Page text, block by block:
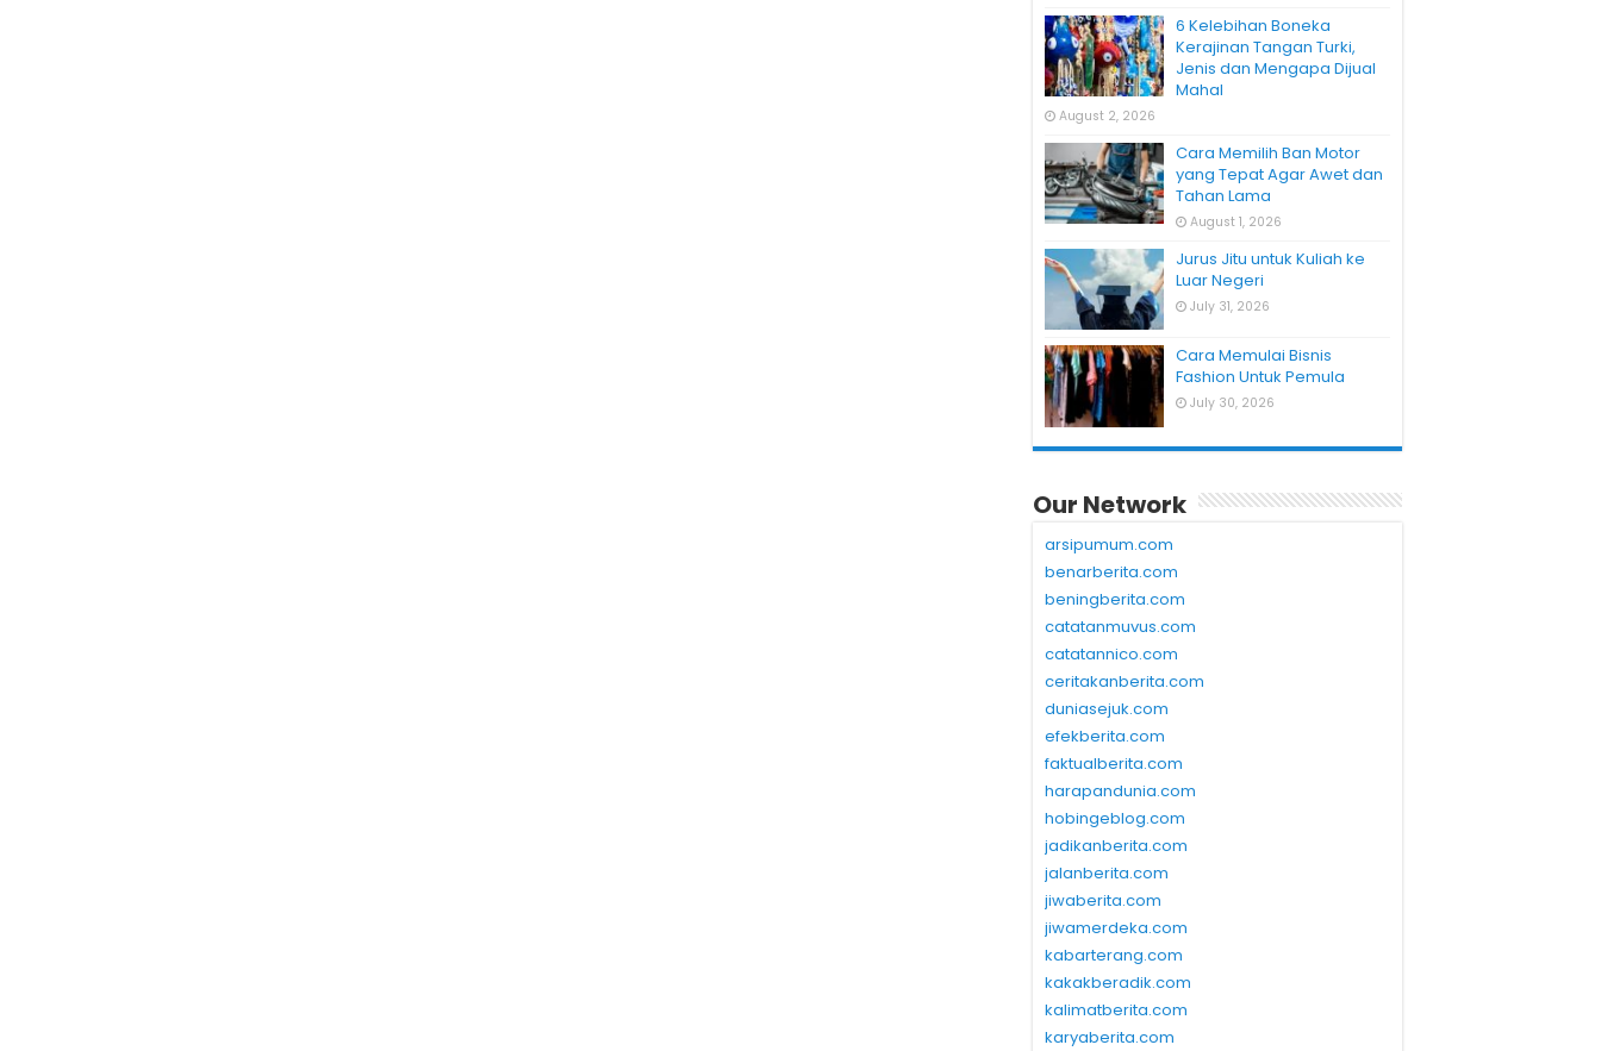
6 Kelebihan Boneka
Kerajinan Tangan Turki,
Jenis dan Mengapa Dijual
Mahal
August 2, 2026
Cara Memilih Ban Motor
yang Tepat Agar Awet dan
Tahan Lama
August 1, 2026
Jurus Jitu untuk Kuliah ke
Luar Negeri
July 31, 2026
Cara Memulai Bisnis
Fashion Untuk Pemula
July 30, 2026
Our Network
arsipumum.com
benarberita.com
beningberita.com
catatanmuvus.com
catatannico.com
ceritakanberita.com
duniasejuk.com
efekberita.com
faktualberita.com
harapandunia.com
hobingeblog.com
jadikanberita.com
jalanberita.com
jiwaberita.com
jiwamerdeka.com
kabarterang.com
kakakberadik.com
kalimatberita.com
karyaberita.com